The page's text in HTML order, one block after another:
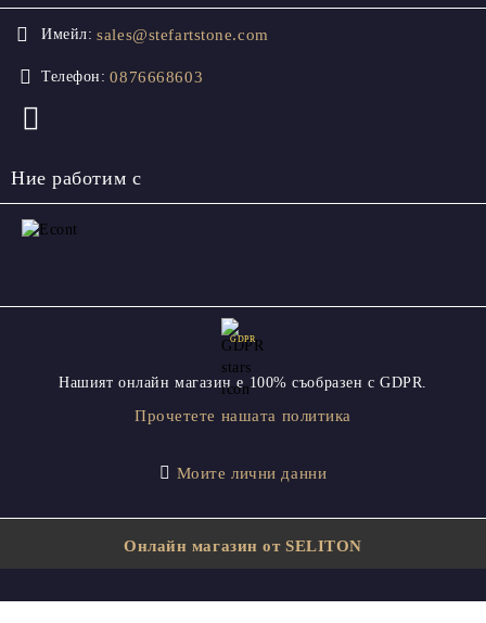
Имейл: sales@stefartstone.com
Телефон: 0876668603
Ние работим с
GDPR
Нашият онлайн магазин е 100% съобразен с GDPR.
Прочетете нашата политика
Моите лични данни
Онлайн магазин от SELITON